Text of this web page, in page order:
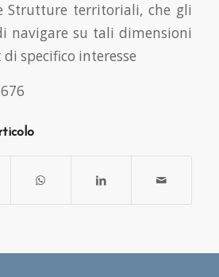
Strutture territoriali, che gli
navigare su tali dimensioni
specifico interesse
676